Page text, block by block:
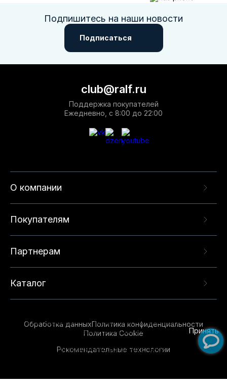
Подпишитесь на наши новости
Подписаться
О компании
Покупателям
Партнерам
Каталог
club@ralf.ru
Поддержка покупателей
Ежедневно, с 8:00 до 22:00
Обработка данныхПолитика конфиденциальности
Политика Cookie
Рекомендательные технологии
опыта на нашем сайте. Продолжая использовать
данный сайт, вы соглашаетесь с использованием
технологий. Для получения дополнительной
Принять